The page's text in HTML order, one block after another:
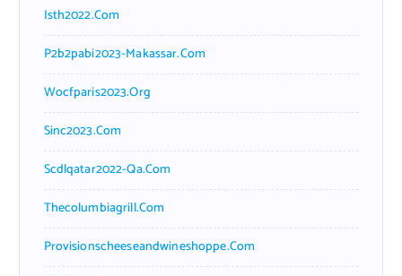
Isth2022.com
P2b2pabi2023-Makassar.com
Wocfparis2023.org
Sinc2023.com
Scdlqatar2022-Qa.com
Thecolumbiagrill.com
Provisionscheeseandwineshoppe.com